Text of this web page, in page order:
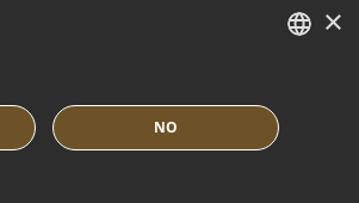
SPANISH
×
NO